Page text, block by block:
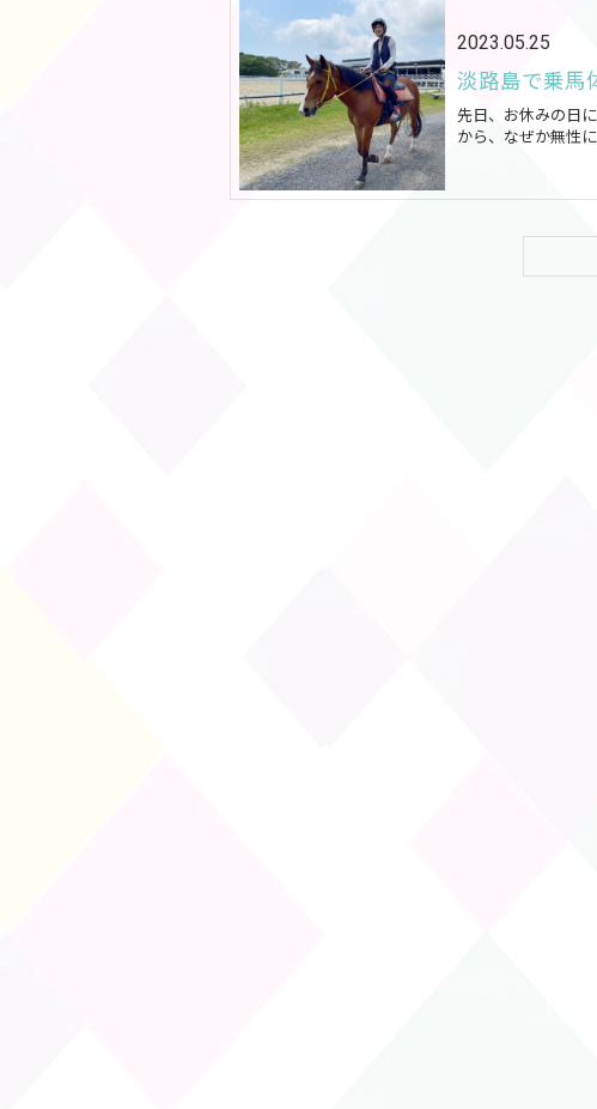
2023.05.25
淡路島で乗
先日、お休みの日
から、なぜか無性